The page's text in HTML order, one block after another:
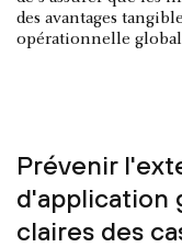
des avantages
opérationnelle
Prévenir
d'application
claires des